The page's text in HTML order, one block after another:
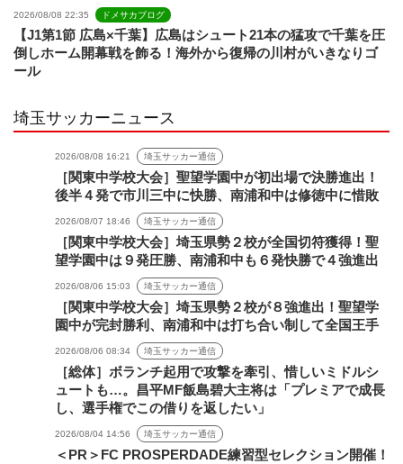
2026/08/08 22:35 ドメサカブログ
【J1第1節 広島×千葉】広島はシュート21本の猛攻で千葉を圧
倒しホーム開幕戦を飾る！海外から復帰の川村がいきなりゴ
ール
埼玉サッカーニュース
2026/08/08 16:21 埼玉サッカー通信
［関東中学校大会］聖望学園中が初出場で決勝進出！
後半４発で市川三中に快勝、南浦和中は修徳中に惜敗
2026/08/07 18:46 埼玉サッカー通信
［関東中学校大会］埼玉県勢２校が全国切符獲得！聖
望学園中は９発圧勝、南浦和中も６発快勝で４強進出
2026/08/06 15:03 埼玉サッカー通信
［関東中学校大会］埼玉県勢２校が８強進出！聖望学
園中が完封勝利、南浦和中は打ち合い制して全国王手
2026/08/06 08:34 埼玉サッカー通信
［総体］ボランチ起用で攻撃を牽引、惜しいミドルシ
ュートも…。昌平MF飯島碧大主将は「プレミアで成長
し、選手権でこの借りを返したい」
2026/08/04 14:56 埼玉サッカー通信
＜PR＞FC PROSPERDADE練習型セレクション開催！